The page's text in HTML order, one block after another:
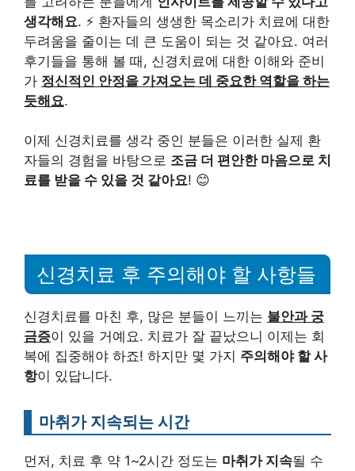
생각해요. ⚡ 환자들의 생생한 목소리가 치료에 대한
두려움을 줄이는 데 큰 도움이 되는 것 같아요. 여러
후기들을 통해 볼 때, 신경치료에 대한 이해와 준비
가 정신적인 안정을 가져오는 데 중요한 역할을 하는
듯해요.
이제 신경치료를 생각 중인 분들은 이러한 실제 환
자들의 경험을 바탕으로 조금 더 편안한 마음으로 치
료를 받을 수 있을 것 같아요! 😊
신경치료 후 주의해야 할 사항들
신경치료를 마친 후, 많은 분들이 느끼는 불안과 궁
금증이 있을 거예요. 치료가 잘 끝났으니 이제는 회
복에 집중해야 하죠! 하지만 몇 가지 주의해야 할 사
항이 있답니다.
마취가 지속되는 시간
먼저, 치료 후 약 1~2시간 정도는 마취가 지속될 수